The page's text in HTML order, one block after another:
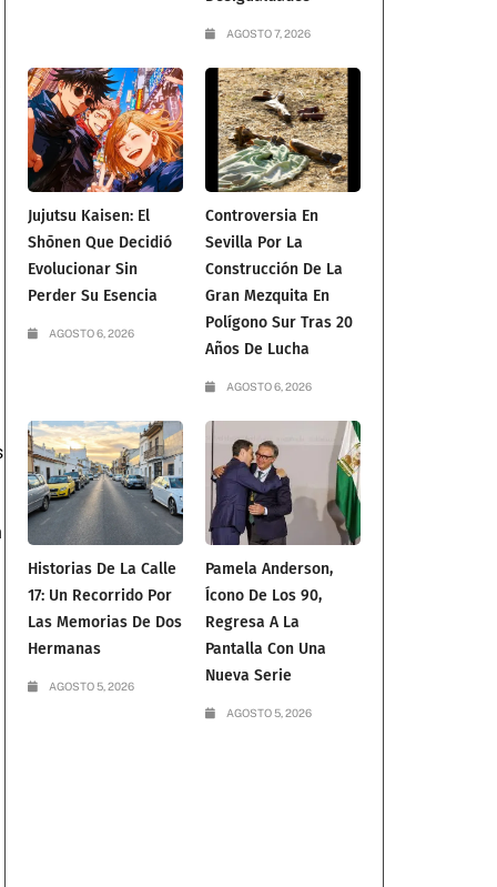
AGOSTO 7, 2026
Jujutsu Kaisen: El
Shōnen Que Decidió
Evolucionar Sin
Perder Su Esencia
AGOSTO 6, 2026
Controversia En
Sevilla Por La
Construcción De La
Gran Mezquita En
Polígono Sur Tras 20
Años De Lucha
AGOSTO 6, 2026
Historias De La Calle
17: Un Recorrido Por
Las Memorias De Dos
Hermanas
AGOSTO 5, 2026
Pamela Anderson,
Ícono De Los 90,
Regresa A La
Pantalla Con Una
Nueva Serie
AGOSTO 5, 2026